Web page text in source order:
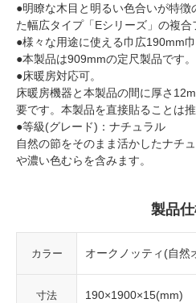
●明瞭な木目と明るい色合いが特徴
た幅広タイプ「Eシリーズ」の複合
●様々な用途に使える巾広190mm
●本製品は909mmの定尺製品です。
●床暖房対応可。
床暖房機器と本製品の間に厚さ
要です。本製品を直接貼ることは推
●等級(グレード)：ナチュラル
自然の節をそのまま活かしたナ
や濃い色むらを含みます。
製品
カラー オークノッティ(自然
寸法 190×1900×15(mm)